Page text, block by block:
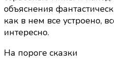
объяснения
как в нем все устроено,
интересно.
На пороге сказки